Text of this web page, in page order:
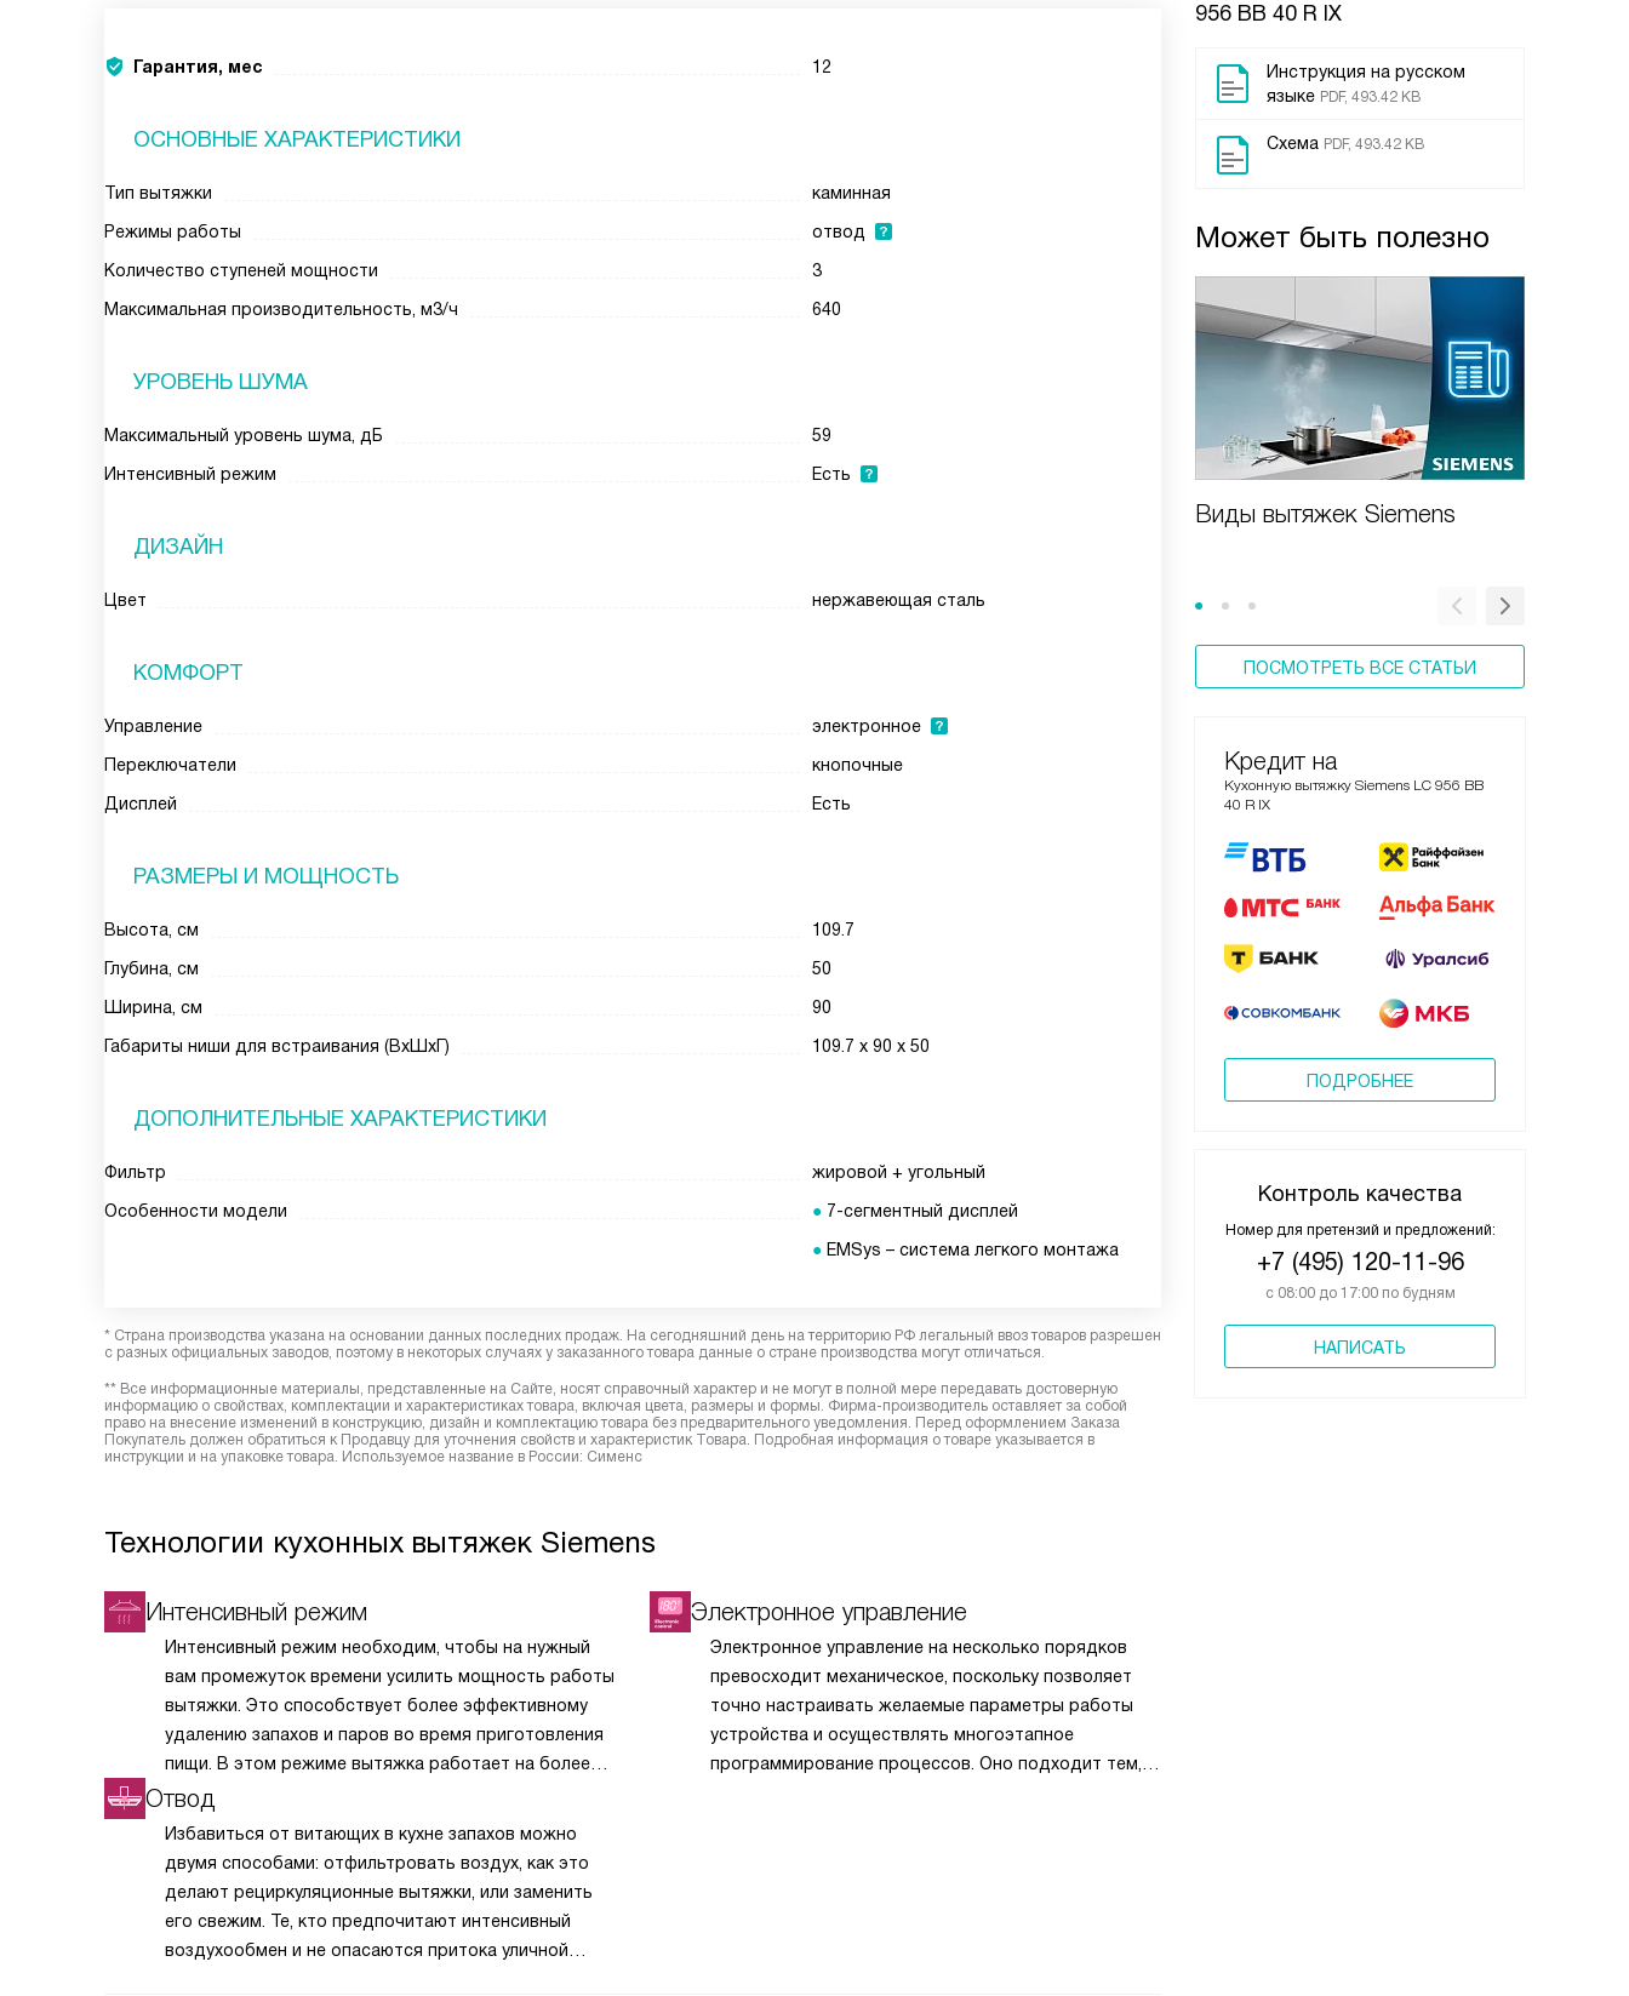
956 BB 40 R IX
Инструкция на русском
языке PDF, 493.42 KB
Схема PDF, 493.42 KB
Может быть полезно
Виды вытяжек Siemens
ПОСМОТРЕТЬ ВСЕ СТАТЬИ
Кредит на
Кухонную вытяжку Siemens LC 956 BB
40 R IX
ПОДРОБНЕЕ
Контроль качества
Номер для претензий и предложений:
+7 (495) 120-11-96
с 08:00 до 17:00 по будням
НАПИСАТЬ
Гарантия, мес 12
ОСНОВНЫЕ ХАРАКТЕРИСТИКИ
Тип вытяжки
каминная
Режимы работы
отвод
Количество ступеней мощности
3
Максимальная производительность, м3/ч
640
УРОВЕНЬ ШУМА
Максимальный уровень шума, дБ
59
Интенсивный режим
Есть
ДИЗАЙН
Цвет нержавеющая сталь
КОМФОРТ
Управление
электронное
Переключатели
кнопочные
Дисплей
Есть
РАЗМЕРЫ И МОЩНОСТЬ
Высота, см
109.7
Глубина, см
50
Ширина, см
90
Габариты ниши для встраивания (ВхШхГ)
109.7 х 90 х 50
ДОПОЛНИТЕЛЬНЫЕ ХАРАКТЕРИСТИКИ
Фильтр
жировой + угольный
Особенности модели
7-сегментный дисплей
EMSys – система легкого монтажа
* Страна производства указана на основании данных последних продаж. На сегодняшний день на территорию РФ легальный ввоз товаров разрешен
с разных официальных заводов, поэтому в некоторых случаях у заказанного товара данные о стране производства могут отличаться.
** Все информационные материалы, представленные на Сайте, носят справочный характер и не могут в полной мере передавать достоверную
информацию о свойствах, комплектации и характеристиках товара, включая цвета, размеры и формы. Фирма-производитель оставляет за собой
право на внесение изменений в конструкцию, дизайн и комплектацию товара без предварительного уведомления. Перед оформлением Заказа
Покупатель должен обратиться к Продавцу для уточнения свойств и характеристик Товара. Подробная информация о товаре указывается в
инструкции и на упаковке товара. Используемое название в России: Сименс
Технологии кухонных вытяжек Siemens
Интенсивный режим
Интенсивный режим необходим, чтобы на нужный
вам промежуток времени усилить мощность работы
вытяжки. Это способствует более эффективному
удалению запахов и паров во время приготовления
пищи. В этом режиме вытяжка работает на более
высокой скорости и сильнее всасывает воздух
Отвод
Избавиться от витающих в кухне запахов можно
двумя способами: отфильтровать воздух, как это
делают рециркуляционные вытяжки, или заменить
его свежим. Те, кто предпочитают интенсивный
воздухообмен и не опасаются притока уличной
Электронное управление
Электронное управление на несколько порядков
превосходит механическое, поскольку позволяет
точно настраивать желаемые параметры работы
устройства и осуществлять многоэтапное
программирование процессов. Оно подходит тем,